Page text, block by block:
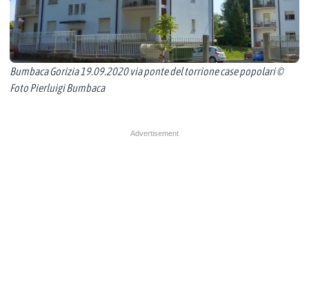
Bumbaca Gorizia 19.09.2020 via ponte del torrione case popolari ©
Foto Pierluigi Bumbaca